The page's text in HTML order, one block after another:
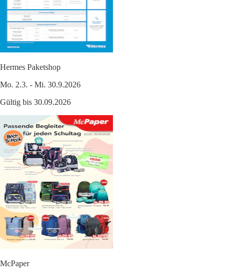
Hermes Paketshop
Mo. 2.3. - Mi. 30.9.2026
Gültig bis 30.09.2026
McPaper